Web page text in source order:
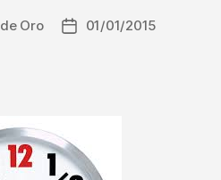
Oro
Fecha01/01/2015